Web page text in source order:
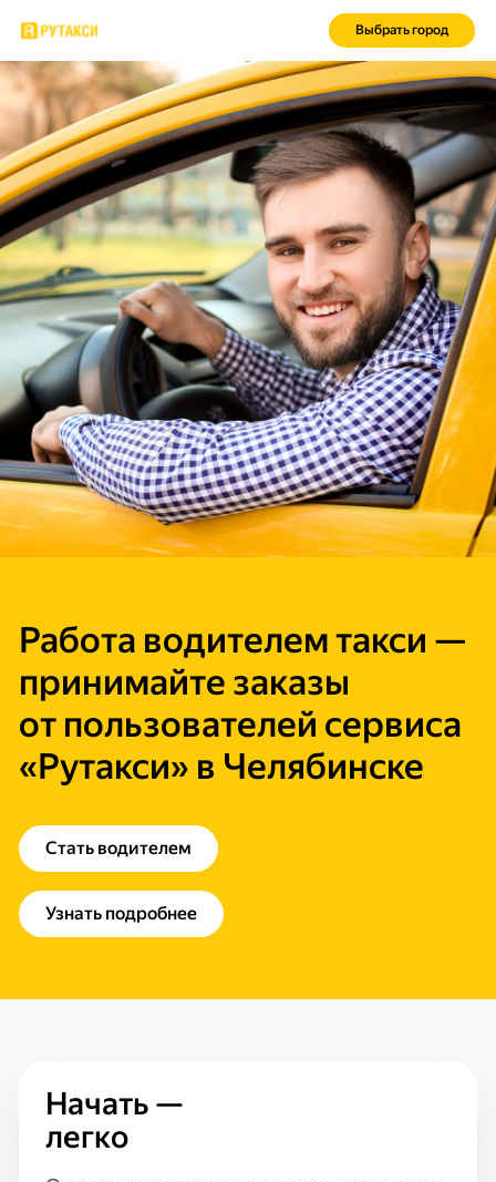
Выбрать город
Работа водителем такси —
принимайте заказы
от пользователей сервиса
«Рутакси» в Челябинске
Стать водителем
Узнать подробнее
Начать —
легко